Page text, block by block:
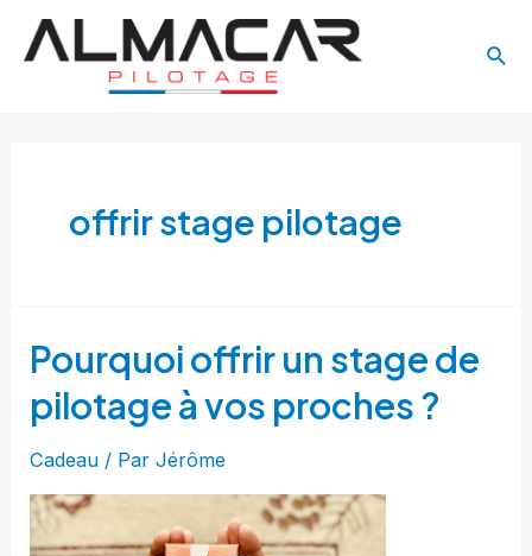
Aller
offrir stage pilotage
Pourquoi offrir un stage de
pilotage à vos proches ?
Cadeau / ParJérôme